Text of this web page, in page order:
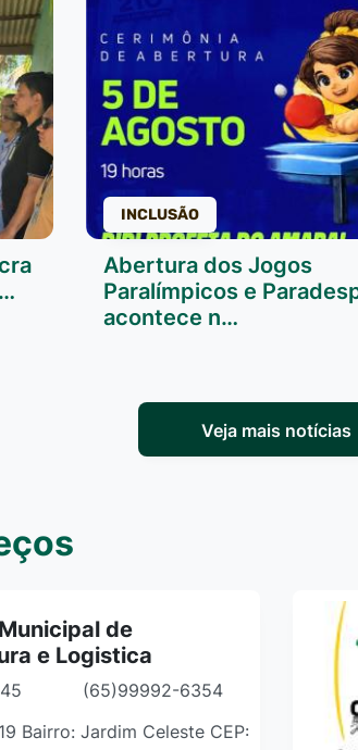
INCLUSÃO
Abertura dos Jogos
Paralímpicos e
acontece n…
Veja mais notícias
de
e Logistica
(65)99992-6354
Bairro: Jardim Celeste CEP: